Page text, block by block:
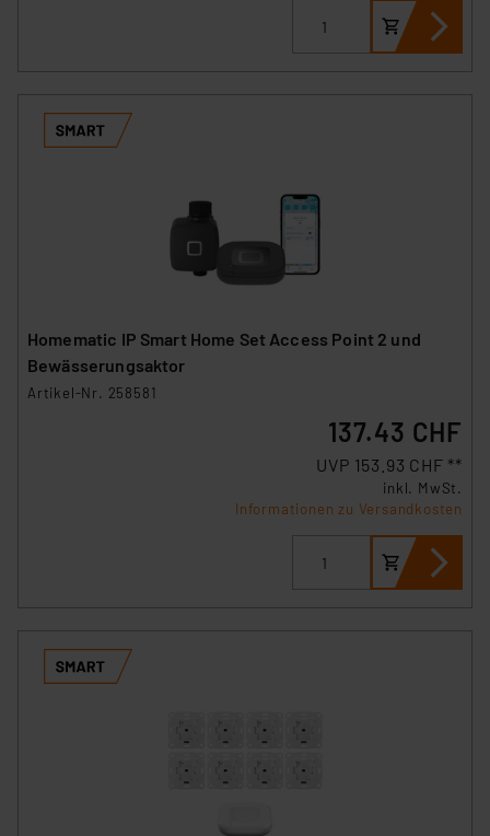
Homematic IP Smart Home Set Access Point 2 und
Bewässerungsaktor
Artikel-Nr. 258581
137.43 CHF
UVP 153.93 CHF **
inkl. MwSt.
Informationen zu Versandkosten